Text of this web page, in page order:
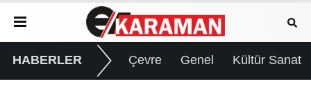
HABERLER Çevre Genel Kültür Sanat